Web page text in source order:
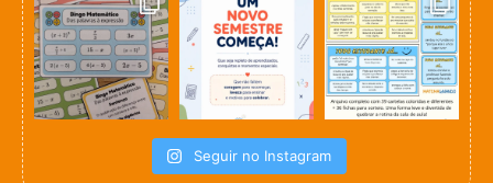
Seguir no Instagram